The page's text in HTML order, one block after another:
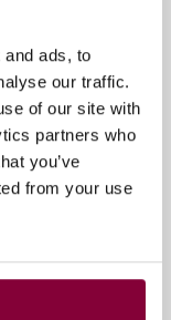
ads, to
our traffic.
of our site with
partners who
you’ve
from your use
jaar samen
innovatie,
hen. Daarom
Gen-zetel